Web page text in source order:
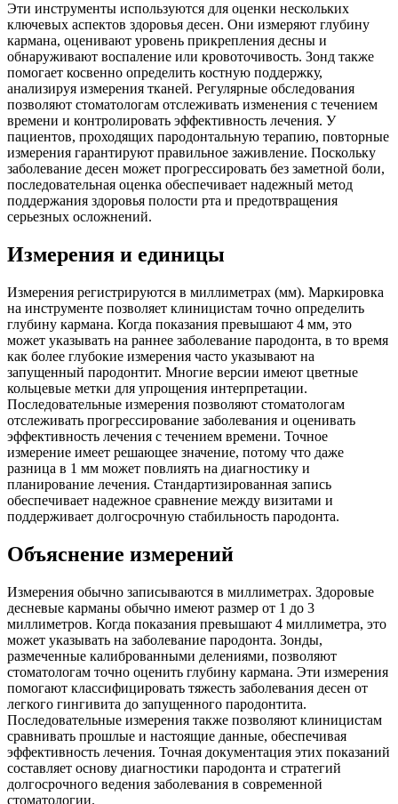
Эти инструменты используются для оценки нескольких
ключевых аспектов здоровья десен. Они измеряют глубину
кармана, оценивают уровень прикрепления десны и
обнаруживают воспаление или кровоточивость. Зонд также
помогает косвенно определить костную поддержку,
анализируя измерения тканей. Регулярные обследования
позволяют стоматологам отслеживать изменения с течением
времени и контролировать эффективность лечения. У
пациентов, проходящих пародонтальную терапию, повторные
измерения гарантируют правильное заживление. Поскольку
заболевание десен может прогрессировать без заметной боли,
последовательная оценка обеспечивает надежный метод
поддержания здоровья полости рта и предотвращения
серьезных осложнений.
Измерения и единицы
Измерения регистрируются в миллиметрах (мм). Маркировка
на инструменте позволяет клиницистам точно определить
глубину кармана. Когда показания превышают 4 мм, это
может указывать на раннее заболевание пародонта, в то время
как более глубокие измерения часто указывают на
запущенный пародонтит. Многие версии имеют цветные
кольцевые метки для упрощения интерпретации.
Последовательные измерения позволяют стоматологам
отслеживать прогрессирование заболевания и оценивать
эффективность лечения с течением времени. Точное
измерение имеет решающее значение, потому что даже
разница в 1 мм может повлиять на диагностику и
планирование лечения. Стандартизированная запись
обеспечивает надежное сравнение между визитами и
поддерживает долгосрочную стабильность пародонта.
Объяснение измерений
Измерения обычно записываются в миллиметрах. Здоровые
десневые карманы обычно имеют размер от 1 до 3
миллиметров. Когда показания превышают 4 миллиметра, это
может указывать на заболевание пародонта. Зонды,
размеченные калиброванными делениями, позволяют
стоматологам точно оценить глубину кармана. Эти измерения
помогают классифицировать тяжесть заболевания десен от
легкого гингивита до запущенного пародонтита.
Последовательные измерения также позволяют клиницистам
сравнивать прошлые и настоящие данные, обеспечивая
эффективность лечения. Точная документация этих показаний
составляет основу диагностики пародонта и стратегий
долгосрочного ведения заболевания в современной
стоматологии.